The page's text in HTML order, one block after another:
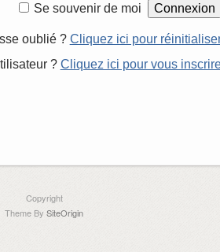
Se souvenir de moi
oublié ? Cliquez ici pour
? Cliquez ici pour vous
Copyright
Theme By SiteOrigin